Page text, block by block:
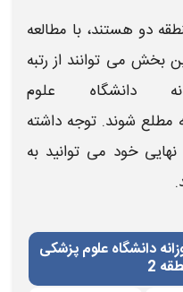
دو هستند، با مطالعه
بخش می توانند از رتبه
دانشگاه علوم
شوند. توجه داشته
خود می توانید به
دانشگاه علوم پزشکی
2